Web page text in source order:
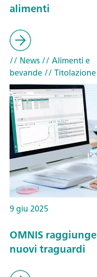
alimenti
// News// Alimenti e
bevande// Titolazione
9 giu 2025
OMNIS raggiunge
nuovi traguardi